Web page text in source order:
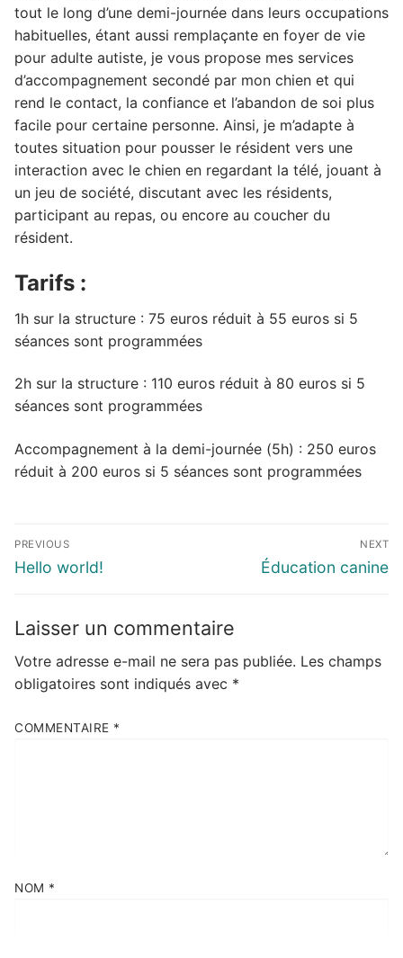
tout le long d’une demi-journée dans leurs occupations
habituelles, étant aussi remplaçante en foyer de vie
pour adulte autiste, je vous propose mes services
d’accompagnement secondé par mon chien et qui
rend le contact, la confiance et l’abandon de soi plus
facile pour certaine personne. Ainsi, je m’adapte à
toutes situation pour pousser le résident vers une
interaction avec le chien en regardant la télé, jouant à
un jeu de société, discutant avec les résidents,
participant au repas, ou encore au coucher du
résident.
Tarifs :
1h sur la structure : 75 euros réduit à 55 euros si 5
séances sont programmées
2h sur la structure : 110 euros réduit à 80 euros si 5
séances sont programmées
Accompagnement à la demi-journée (5h) : 250 euros
réduit à 200 euros si 5 séances sont programmées
Navigation
de
PREVIOUS
Previous
Hello world!
NEXT
Next
Éducation canine
Laisser un commentaire
Votre adresse e-mail ne sera pas publiée. Les champs
obligatoires sont indiqués avec *
COMMENTAIRE *
NOM *